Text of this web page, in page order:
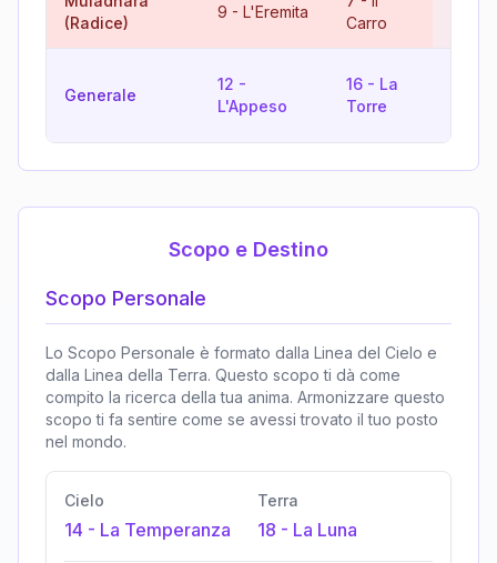
(Radice)
9 - L'Eremita
Carro
Generale
12 -
L'Appeso
16 - La
Torre
Scopo e Destino
Scopo Personale
Lo Scopo Personale è formato dalla Linea del Cielo e
dalla Linea della Terra. Questo scopo ti dà come
compito la ricerca della tua anima. Armonizzare questo
scopo ti fa sentire come se avessi trovato il tuo posto
nel mondo.
Cielo
14 - La Temperanza
Terra
18 - La Luna